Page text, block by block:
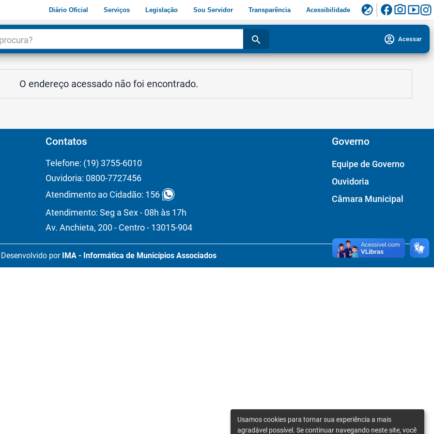
Diário Oficial Serviços Legislação Sou Servidor Transparência Acessibilidade flaky facebookphoto_camerasmart_display
search account_circle Acessar
O endereço acessado não foi encontrado.
Contatos
Telefone: (19) 3755-6010
Ouvidoria: 0800-7727456
Atendimento ao Cidadão: 156
Atendimento: Seg a Sex - 08h às 17h
Av. Anchieta, 200 - Centro - 13015-904
Governo
Equipe de Governo
Ouvidoria
Câmara Municipal
Desenvolvido por IMA - Informática de Municípios Associados
Usamos cookies para tornar sua experiência a mais
agradável possível. Se continuar navegando neste site, você